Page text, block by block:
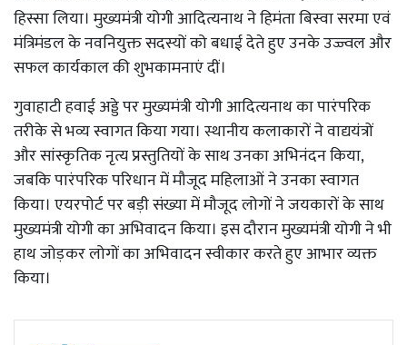
हिस्सा लिया। मुख्यमंत्री योगी आदित्यनाथ ने हिमंता बिस्वा सरमा एवं
मंत्रिमंडल के नवनियुक्त सदस्यों को बधाई देते हुए उनके उज्ज्वल और
सफल कार्यकाल की शुभकामनाएं दीं।
गुवाहाटी हवाई अड्डे पर मुख्यमंत्री योगी आदित्यनाथ का पारंपरिक
तरीके से भव्य स्वागत किया गया। स्थानीय कलाकारों ने वाद्ययंत्रों
और सांस्कृतिक नृत्य प्रस्तुतियों के साथ उनका अभिनंदन किया,
जबकि पारंपरिक परिधान में मौजूद महिलाओं ने उनका स्वागत
किया। एयरपोर्ट पर बड़ी संख्या में मौजूद लोगों ने जयकारों के साथ
मुख्यमंत्री योगी का अभिवादन किया। इस दौरान मुख्यमंत्री योगी ने भी
हाथ जोड़कर लोगों का अभिवादन स्वीकार करते हुए आभार व्यक्त
किया।